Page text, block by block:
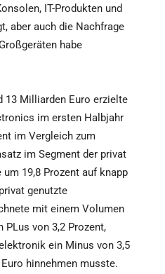
IT-Produkten und
aber auch die Nachfrage
habe
13 Milliarden Euro erzielte
im ersten Halbjahr
im Vergleich zum
im Segment der privat
19,8 Prozent auf knapp
genutzte
mit einem Volumen
PLus von 3,2 Prozent,
ein Minus von 3,5
hinnehmen musste.